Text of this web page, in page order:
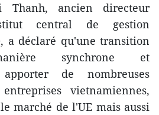
Thanh, ancien directeur
central de gestion
a déclaré qu'une transition
synchrone et
de nombreuses
vietnamiennes,
marché de l'UE mais aussi